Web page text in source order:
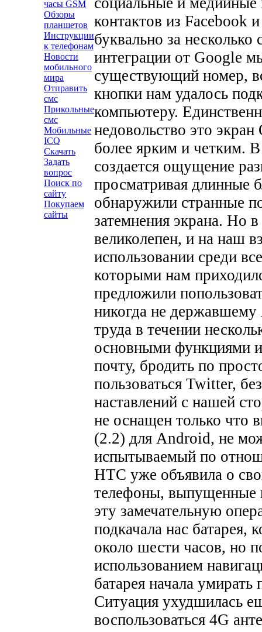
часы GSM
Обзоры
планшетов
Инструкции
к телефонам
Новости
мобильного
мира
Отправить
смс
Прикольные
смс
Мобильные
ICQ
Скачать
Задать
вопрос
Поиск по
сайту
Покупаем
сайты
контактов из Facebook
буквально за несколько
интеграции от Google
существующий номер,
кнопки нам удалось
компьютеру.
недовольство это
более ярким и четким.
создается ощущение
просматривая длинные
обнаружили странные
затемнения экрана. Но в
великолепен, и на наш
использовании среди
которыми нам
предложили
никогда не
труда в течении
основными функциями
почту, бродить по
пользоваться Twitter,
наставлений с нашей
не оснащен только что
(2.2) для Android, не
испытываемый по
HTC уже объявила о
телефоны, выпущенные
эту замечательную
подкачала нас батарея,
около шести часов, но
использованием
батарея начала
Ситуация ухудшилась
воспользоваться 4G